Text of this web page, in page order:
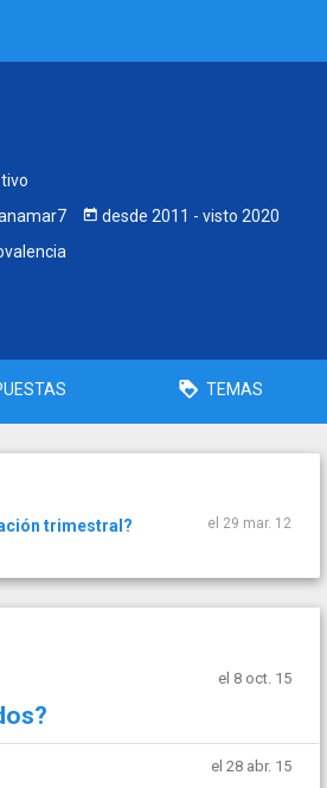
desde 2011 - visto 2020
TEMAS
trimestral? el 29 mar. 12
el 8 oct. 15
el 28 abr. 15